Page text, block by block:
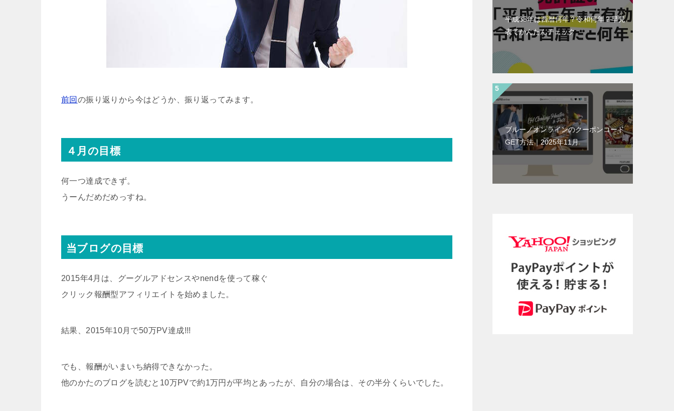
前回 の振り返りから今はどうか、振り返ってみます。
４月の目標
何一つ達成できず。
うーんだめだめっすね。
当ブログの目標
2015年4月は、グーグルアドセンスやnendを使って稼ぐ
クリック報酬型アフィリエイトを始めました。
結果、2015年10月で50万PV達成!!!
でも、報酬がいまいち納得できなかった。
他のかたのブログを読むと10万PVで約1万円が平均とあったが、自分の場合は、その半分くらいでした。
平成35年は西暦何年？令和何年？早見
表でかんたんチェック
ブルーノオンラインのクーポンコード
GET方法｜2025年11月